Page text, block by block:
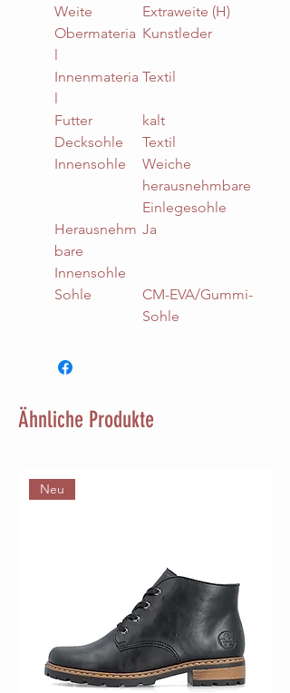
Weite
Extraweite (H)
Obermateria
l
Kunstleder
Innenmateria
l
Textil
Futter
kalt
Decksohle
Textil
Innensohle
Weiche
herausnehmbare
Einlegesohle
Herausnehm
bare
Innensohle
Ja
Sohle
CM-EVA/Gummi-
Sohle
Ähnliche Produkte
Neu